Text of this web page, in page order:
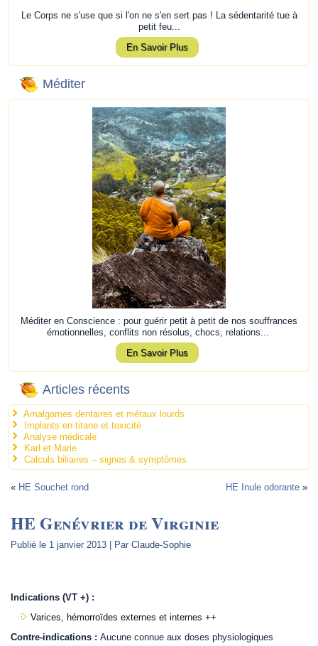
Le Corps ne s'use que si l'on ne s'en sert pas ! La sédentarité tue à
petit feu...
En Savoir Plus
Méditer
Méditer en Conscience : pour guérir petit à petit de nos souffrances
émotionnelles, conflits non résolus, chocs, relations...
En Savoir Plus
Articles récents
Amalgames dentaires et métaux lourds
Implants en titane et toxicité
Analyse médicale
Karl et Marie
Calculs biliaires – signes & symptômes
« HE Souchet rond HE Inule odorante»
HE Genévrier de Virginie
Publié le 1 janvier 2013 | Par Claude-Sophie
Indications (VT +) :
Varices, hémorroïdes externes et internes ++
Contre-indications :Aucune connue aux doses physiologiques